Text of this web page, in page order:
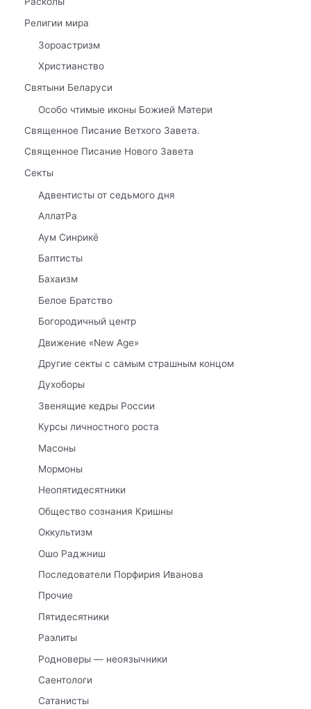
Религии мира
Зороастризм
Христианство
Святыни Беларуси
Особо чтимые иконы Божией Матери
Священное Писание Ветхого Завета.
Священное Писание Нового Завета
Секты
Адвентисты от седьмого дня
АллатРа
Аум Синрикё
Баптисты
Бахаизм
Белое Братство
Богородичный центр
Движение «New Age»
Другие секты с самым страшным концом
Духоборы
Звенящие кедры России
Курсы личностного роста
Масоны
Мормоны
Неопятидесятники
Общество сознания Кришны
Оккультизм
Ошо Раджниш
Последователи Порфирия Иванова
Прочие
Пятидесятники
Раэлиты
Родноверы — неоязычники
Саентологи
Сатанисты